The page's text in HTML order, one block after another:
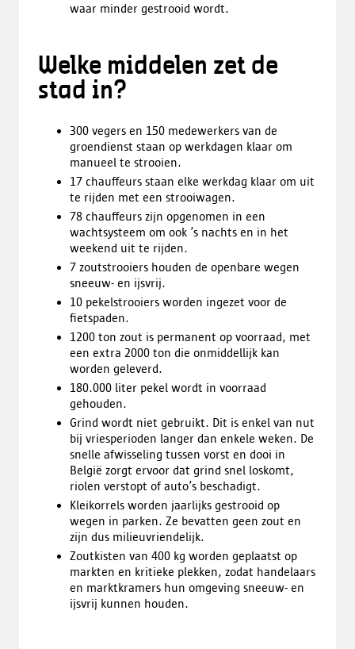
waar minder gestrooid wordt.
Welke middelen zet de
stad in?
300 vegers en 150 medewerkers van de
groendienst staan op werkdagen klaar om
manueel te strooien.
17 chauffeurs staan elke werkdag klaar om uit
te rijden met een strooiwagen.
78 chauffeurs zijn opgenomen in een
wachtsysteem om ook ’s nachts en in het
weekend uit te rijden.
7 zoutstrooiers houden de openbare wegen
sneeuw- en ijsvrij.
10 pekelstrooiers worden ingezet voor de
fietspaden.
1200 ton zout is permanent op voorraad, met
een extra 2000 ton die onmiddellijk kan
worden geleverd.
180.000 liter pekel wordt in voorraad
gehouden.
Grind wordt niet gebruikt. Dit is enkel van nut
bij vriesperioden langer dan enkele weken. De
snelle afwisseling tussen vorst en dooi in
België zorgt ervoor dat grind snel loskomt,
riolen verstopt of auto’s beschadigt.
Kleikorrels worden jaarlijks gestrooid op
wegen in parken. Ze bevatten geen zout en
zijn dus milieuvriendelijk.
Zoutkisten van 400 kg worden geplaatst op
markten en kritieke plekken, zodat handelaars
en marktkramers hun omgeving sneeuw- en
ijsvrij kunnen houden.